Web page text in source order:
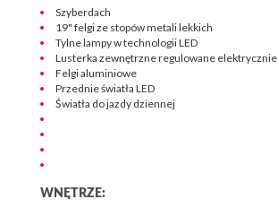
Szyberdach
19" felgi ze stopów metali lekkich
Tylne lampy w technologii LED
Lusterka zewnętrzne regulowane elektrycznie
Felgi aluminiowe
Przednie światła LED
Światła do jazdy dziennej
WNĘTRZE: